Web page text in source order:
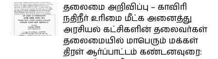
தலைமை அறிவிப்பு – காவிரி
நதிநீர் உரிமை மீட்க அனைத்து
அரசியல் கட்சிகளின் தலைவர்கள்
தலைமையில் மாபெரும் மக்கள்
திரள் ஆர்ப்பாட்டம் கண்டனவுரை: